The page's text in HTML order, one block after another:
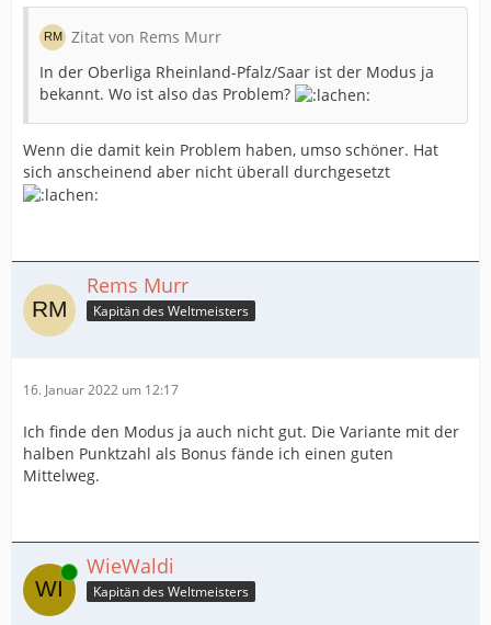
Zitat von Rems Murr
In der Oberliga Rheinland-Pfalz/Saar ist der Modus ja
bekannt. Wo ist also das Problem?
Wenn die damit kein Problem haben, umso schöner. Hat
sich anscheinend aber nicht überall durchgesetzt
Rems Murr
Kapitän des Weltmeisters
16. Januar 2022 um 12:17
Ich finde den Modus ja auch nicht gut. Die Variante mit der
halben Punktzahl als Bonus fände ich einen guten
Mittelweg.
Online WieWaldi
Kapitän des Weltmeisters